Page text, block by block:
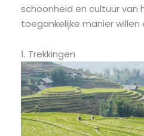
schoonheid en cultuur van
toegankelijke manier willen
1. Trekkingen